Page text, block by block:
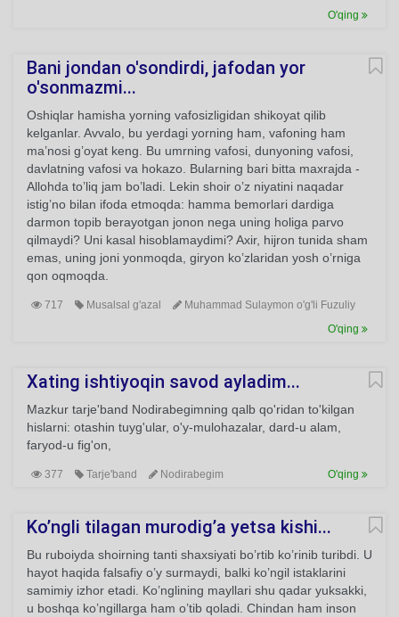
O'qing
Bani jondan o'sondirdi, jafodan yor
o'sonmazmi...
Oshiqlar hamisha yorning vafosizligidan shikoyat qilib
kelganlar. Avvalo, bu yerdagi yorning ham, vafoning ham
ma’nosi g’oyat keng. Bu umrning vafosi, dunyoning vafosi,
davlatning vafosi va hokazo. Bularning bari bitta maxrajda -
Allohda to’liq jam bo’ladi. Lekin shoir o’z niyatini naqadar
istig’no bilan ifoda etmoqda: hamma bemorlari dardiga
darmon topib berayotgan jonon nega uning holiga parvo
qilmaydi? Uni kasal hisoblamaydimi? Axir, hijron tunida sham
emas, uning joni yonmoqda, giryon ko’zlaridan yosh o’rniga
qon oqmoqda.
717 Musalsal g'azal
Muhammad Sulaymon o'g'li Fuzuliy
O'qing
Xating ishtiyoqin savod ayladim...
Mazkur tarje'band Nodirabegimning qalb qo'ridan to'kilgan
hislarni: otashin tuyg'ular, o'y-mulohazalar, dard-u alam,
faryod-u fig'on,
377 Tarje'band Nodirabegim O'qing
Ko’ngli tilagan murodig’a yetsa kishi...
Bu ruboiyda shoirning tanti shaxsiyati bo’rtib ko’rinib turibdi. U
hayot haqida falsafiy o’y surmaydi, balki ko’ngil istaklarini
samimiy izhor etadi. Ko’nglining mayllari shu qadar yuksakki,
u boshqa ko’ngillarga ham o’tib qoladi. Chindan ham inson